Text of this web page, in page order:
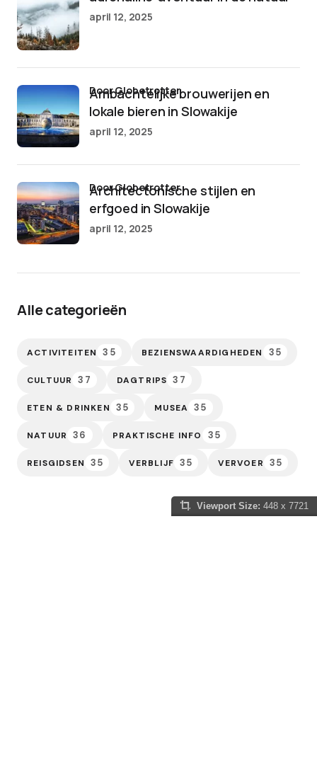
april 12, 2025
Ambachtelijke brouwerijen en
lokale bieren in Slowakije
door Globetrotter
april 12, 2025
Architectonische stijlen en
erfgoed in Slowakije
door Globetrotter
april 12, 2025
Alle categorieën
ACTIVITEITEN 35 BEZIENSWAARDIGHEDEN 35
CULTUUR 37 DAGTRIPS 37
ETEN & DRINKEN 35 MUSEA 35
NATUUR 36 PRAKTISCHE INFO 35
REISGIDSEN 35 VERBLIJF 35 VERVOER 35
Viewport Size: 448 x 7721